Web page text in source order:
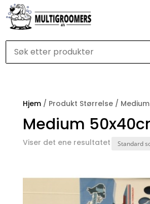
Hjem/ Produkt Størrelse /
Medium
Viser det ene resultatet